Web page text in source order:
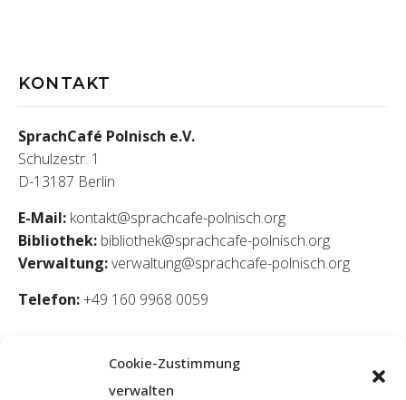
Cookie-Zustimmung
verwalten
KONTAKT
SprachCafé Polnisch e.V.
Schulzestr. 1
D-13187 Berlin
E-Mail: kontakt@sprachcafe-polnisch.org
Bibliothek: bibliothek@sprachcafe-polnisch.org
Verwaltung:verwaltung@sprachcafe-polnisch.org
Telefon:+49 160 9968 0059